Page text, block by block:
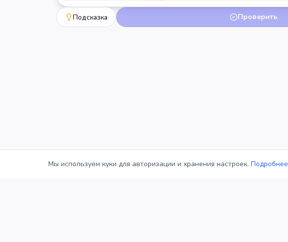
Подсказка Проверить
Мы используем куки для авторизации и хранения настроек. Подробнее